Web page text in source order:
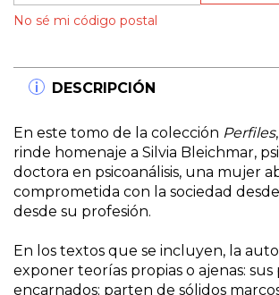
No sé mi código postal
DESCRIPCIÓN
En este tomo de la colección Perfiles
rinde homenaje a Silvia Bleichmar,
doctora en psicoanálisis, una mujer
comprometida con la sociedad
desde su profesión.
En los textos que se incluyen, la
exponer teorías propias o ajenas:
encarnados; parten de sólidos